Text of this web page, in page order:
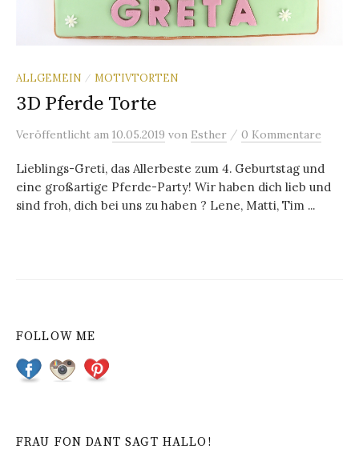
ALLGEMEIN / MOTIVTORTEN
3D Pferde Torte
Veröffentlicht am 10.05.2019 von Esther / 0 Kommentare
Lieblings-Greti, das Allerbeste zum 4. Geburtstag und
eine großartige Pferde-Party! Wir haben dich lieb und
sind froh, dich bei uns zu haben ? Lene, Matti, Tim ...
FOLLOW ME
FRAU FON DANT SAGT HALLO!